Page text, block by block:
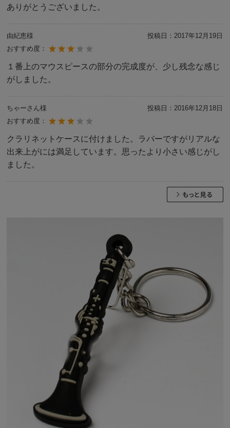
ありがとうございました。
由紀恵様 投稿日：2017年12月19日
おすすめ度：
１番上のマウスピースの部分の完成度が、少し残念な感じ
がしました。
ちゃーさん様 投稿日：2016年12月18日
おすすめ度：
クラリネットケースに付けました。ラバーですがリアルな
出来上がには満足しています。思ったより小さい感じがし
ました。